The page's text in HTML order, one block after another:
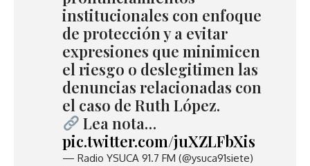
institucionales con enfoque
de protección y a evitar
expresiones que minimicen
el riesgo o deslegitimen las
denuncias relacionadas con
el caso de Ruth López.
Lea nota…
pic.twitter.com/juXZLFbXis
— Radio YSUCA 91.7 FM (@ysuca91siete)